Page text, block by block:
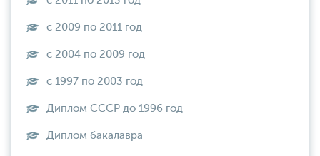
с 2009 по 2011 год
с 2004 по 2009 год
с 1997 по 2003 год
Диплом СССР до 1996 год
Диплом бакалавра